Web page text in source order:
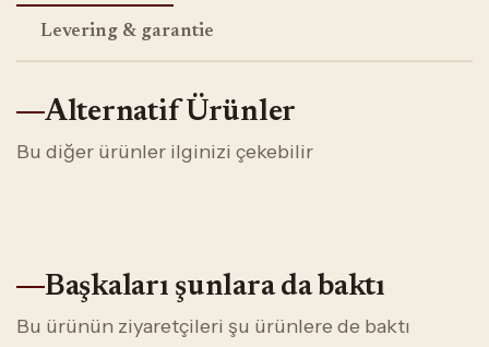
Levering & garantie
Alternatif Ürünler
Bu diğer ürünler ilginizi çekebilir
Başkaları şunlara da baktı
Bu ürünün ziyaretçileri şu ürünlere de baktı